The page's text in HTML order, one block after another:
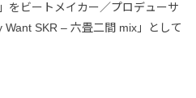
をビートメイカー／プロデューサ
SKR – 六畳二間 mix」として